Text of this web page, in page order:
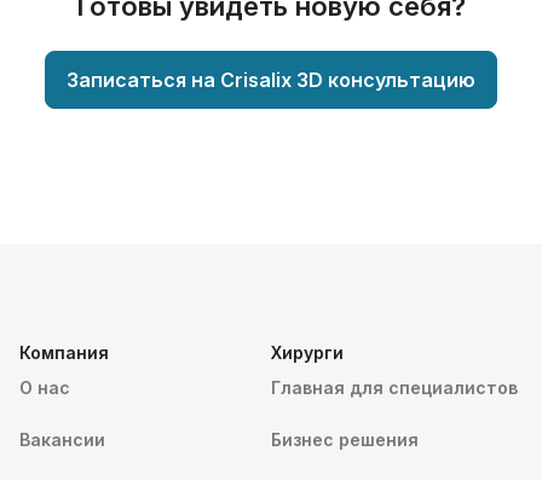
Записаться на Crisalix 3D консультацию
Компания
О нас
Вакансии
Хирурги
Главная для специалистов
Бизнес решения